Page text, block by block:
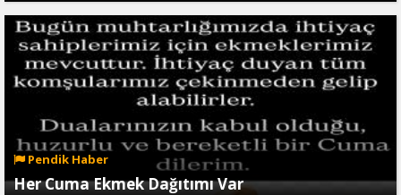
Pendik Haber
Her Cuma Ekmek Dağıtımı Var